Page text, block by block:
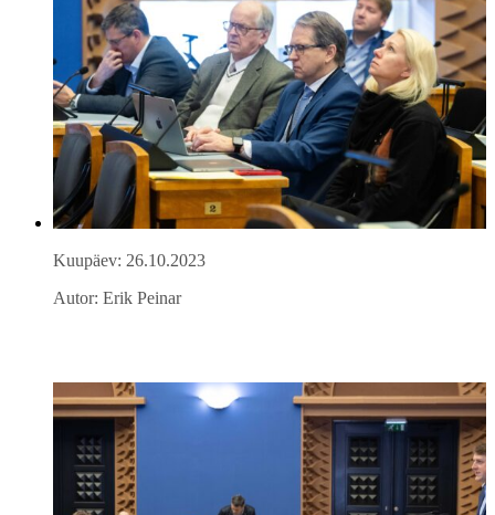
Kuupäev: 26.10.2023
Autor: Erik Peinar